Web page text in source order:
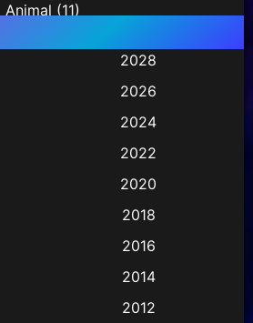
Animal (11)
การ์ตูน(36)
การ์ตูน (247)
2028
2026
2024
2022
2020
2018
2016
2014
2012